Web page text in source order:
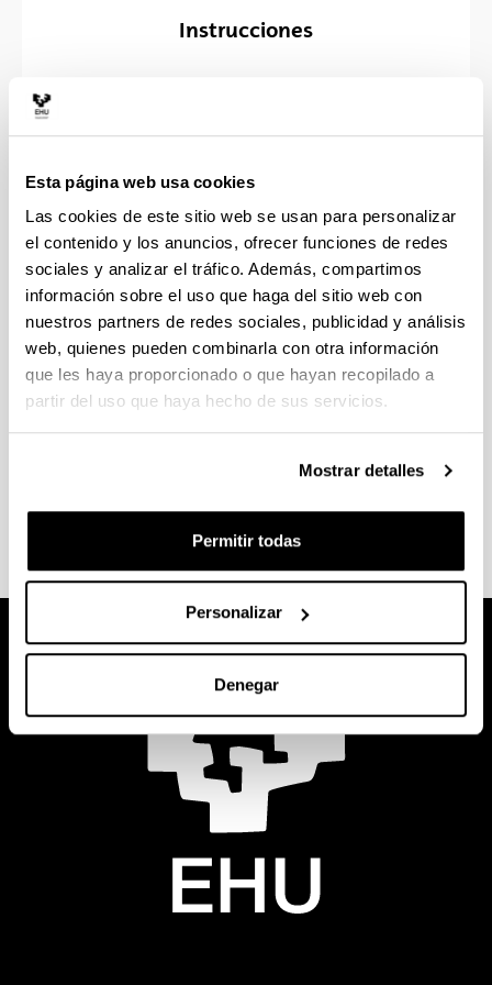
Esta página web usa cookies
Las cookies de este sitio web se usan para personalizar
el contenido y los anuncios, ofrecer funciones de redes
sociales y analizar el tráfico. Además, compartimos
información sobre el uso que haga del sitio web con
nuestros partners de redes sociales, publicidad y análisis
web, quienes pueden combinarla con otra información
que les haya proporcionado o que hayan recopilado a
partir del uso que haya hecho de sus servicios.
Mostrar detalles
Permitir todas
Personalizar
Denegar
Instrucciones
Paneles
Derecho
Filosofía
Educación
Economía